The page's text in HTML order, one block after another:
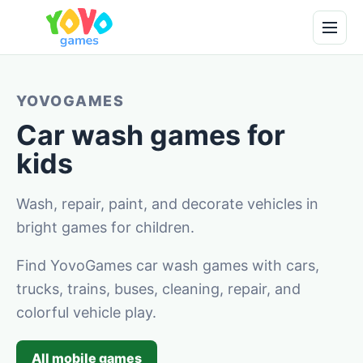
YOVOGAMES
Car wash games for
kids
Wash, repair, paint, and decorate vehicles in
bright games for children.
Find YovoGames car wash games with cars,
trucks, trains, buses, cleaning, repair, and
colorful vehicle play.
All mobile games